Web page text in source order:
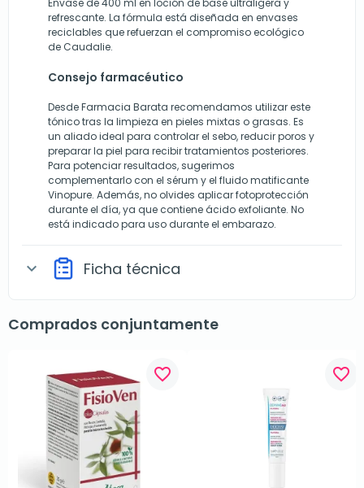
Envase de 400 ml en loción de base ultraligera y
refrescante. La fórmula está diseñada en envases
reciclables que refuerzan el compromiso ecológico
de Caudalie.
Consejo farmacéutico
Desde Farmacia Barata recomendamos utilizar este
tónico tras la limpieza en pieles mixtas o grasas. Es
un aliado ideal para controlar el sebo, reducir poros y
preparar la piel para recibir tratamientos posteriores.
Para potenciar resultados, sugerimos
complementarlo con el sérum y el fluido matificante
Vinopure. Además, no olvides aplicar fotoprotección
durante el día, ya que contiene ácido exfoliante. No
está indicado para uso durante el embarazo.
expand_more Ficha técnica
Comprados conjuntamente
favorite_border favorite_border